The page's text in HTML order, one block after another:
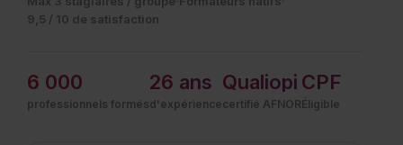
9,5 / 10 de satisfaction
6 000
professionnels formés
26 ans
d'expérience
Qualiopi
certifié AFNOR
CPF
Éligible